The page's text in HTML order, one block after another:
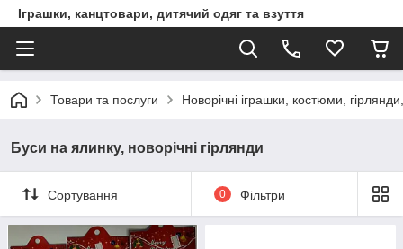
Іграшки, канцтовари, дитячий одяг та взуття
Товари та послуги Новорічні іграшки, костюми,
Буси на ялинку, новорічні гірлянди
Сортування 0 Фільтри